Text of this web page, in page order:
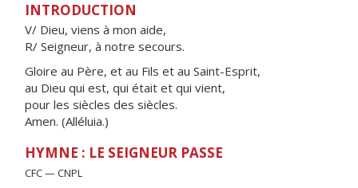
INTRODUCTION
V/ Dieu, viens à mon aide,
R/ Seigneur, à notre secours.
Gloire au Père, et au Fils et au Saint-Esprit,
au Dieu qui est, qui était et qui vient,
pour les siècles des siècles.
Amen. (Alléluia.)
HYMNE : LE SEIGNEUR PASSE
CFC — CNPL